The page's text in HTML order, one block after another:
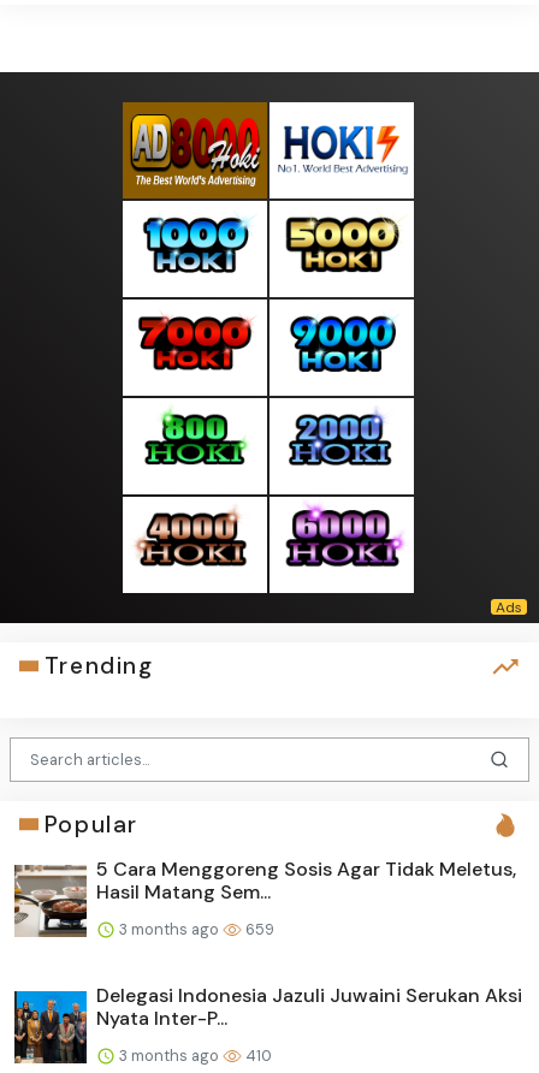
Trending
Popular
5 Cara Menggoreng Sosis Agar Tidak Meletus,
Hasil Matang Sem...
3 months ago 659
Delegasi Indonesia Jazuli Juwaini Serukan Aksi
Nyata Inter-P...
3 months ago 410